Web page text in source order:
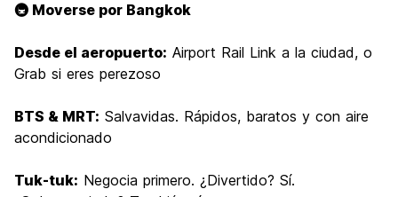
🚇 Moverse por Bangkok
Desde el aeropuerto: Airport Rail Link a la ciudad, o
Grab si eres perezoso
BTS & MRT: Salvavidas. Rápidos, baratos y con aire
acondicionado
Tuk-tuk: Negocia primero. ¿Divertido? Sí.